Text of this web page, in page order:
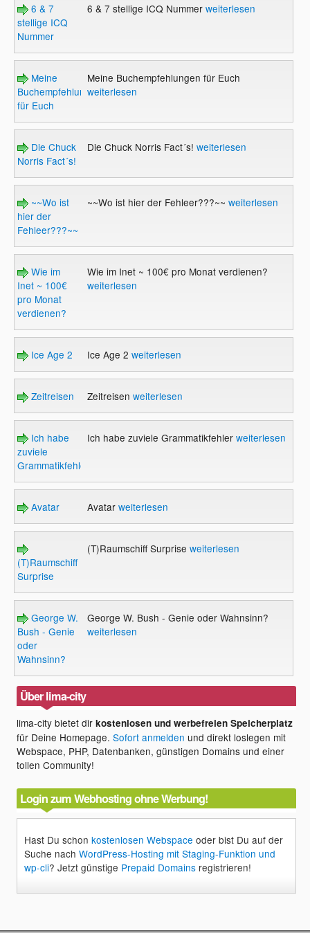
6 & 7
stellige ICQ
Nummer
6 & 7 stellige ICQ Nummer weiterlesen
Meine
Buchempfehlungen
für Euch
Meine Buchempfehlungen für Euch
weiterlesen
Die Chuck
Norris Fact´s!
Die Chuck Norris Fact´s! weiterlesen
~~Wo ist
hier der
Fehleer???~~
~~Wo ist hier der Fehleer???~~ weiterlesen
Wie im
Inet ~ 100€
pro Monat
verdienen?
Wie im Inet ~ 100€ pro Monat verdienen?
weiterlesen
Ice Age 2 Ice Age 2 weiterlesen
Zeitreisen Zeitreisen weiterlesen
Ich habe
zuviele
Grammatikfehler
Ich habe zuviele Grammatikfehler weiterlesen
Avatar Avatar weiterlesen
(T)Raumschiff
Surprise
(T)Raumschiff Surprise weiterlesen
George W.
Bush - Genie
oder
Wahnsinn?
George W. Bush - Genie oder Wahnsinn?
weiterlesen
Über lima-city
lima-city bietet dirkostenlosen und werbefreien Speicherplatz
für Deine Homepage.Sofort anmelden und direkt loslegen mit
Webspace, PHP, Datenbanken, günstigen Domains und einer
tollen Community!
Login zum Webhosting ohne Werbung!
Hast Du schonkostenlosen Webspace oder bist Du auf der
Suche nachWordPress-Hosting mit Staging-Funktion und
wp-cli? Jetzt günstige Prepaid Domains registrieren!